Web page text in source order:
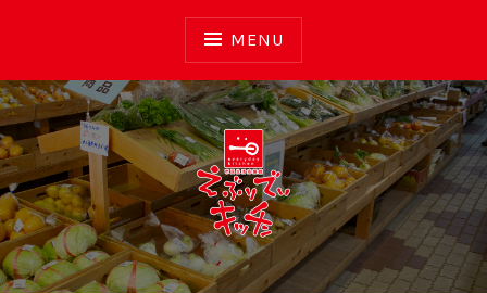
MENU
えぶりでいキッチン